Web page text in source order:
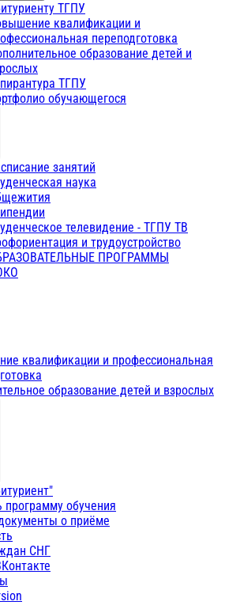
ТГПУ
квалификации и
переподготовка
образование детей и
ТГПУ
обучающегося
занятий
наука
телевидение - ТГПУ ТВ
и трудоустройство
ПРОГРАММЫ
квалификации и профессиональная
образование детей и взрослых
программу обучения
о приёме
СНГ